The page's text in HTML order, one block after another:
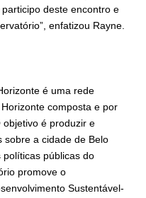
deste encontro e
enfatizou Rayne.
é uma rede
composta e por
objetivo é produzir e
sobre a cidade de Belo
políticas públicas do
promove o
Sustentável-